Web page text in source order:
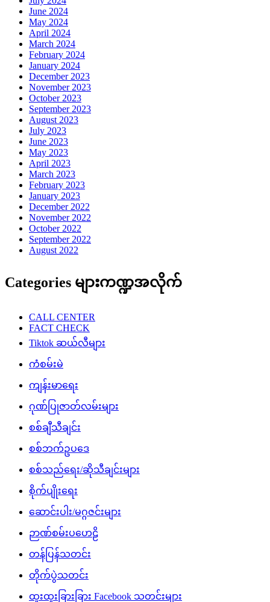
June 2024
May 2024
April 2024
March 2024
February 2024
January 2024
December 2023
November 2023
October 2023
September 2023
August 2023
July 2023
June 2023
May 2023
April 2023
March 2023
February 2023
January 2023
December 2022
November 2022
October 2022
September 2022
August 2022
Categories များကဏ္ဍအလိုက်
CALL CENTER
FACT CHECK
Tiktok ဆယ်လီများ
ကံစမ်းမဲ
ကျန်းမာရေး
ဂုဏ်ပြုဇာတ်လမ်းများ
စစ်ချီသီချင်း
စစ်ဘက်ဥပဒေ
စစ်သည်ရေး/ဆိုသီချင်းများ
စိုက်ပျိုးရေး
ဆောင်းပါး/မဂ္ဂဇင်းများ
ဉာဏ်စမ်းပဟေဠိ
တန်ပြန်သတင်း
တိုက်ပွဲသတင်း
ထူးထူးခြားခြား Facebook သတင်းများ